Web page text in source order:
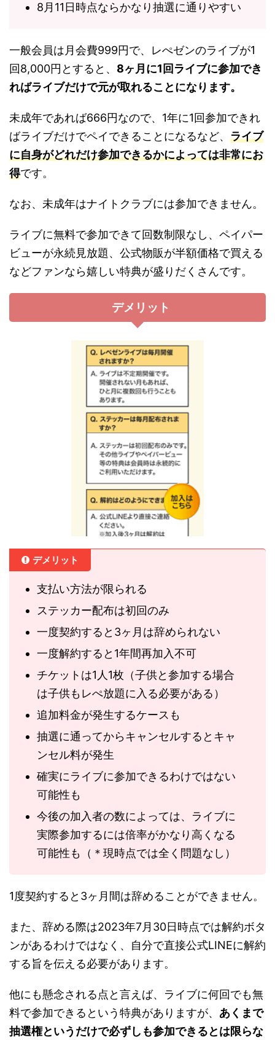
8月11日時点ならかなり抽選に通りやすい
一般会員は月会費999円で、レぺゼンのライブが1
回8,000円とすると、 8ヶ月に1回ライブに参加でき
ればライブだけで元が取れることになります。
未成年であれば666円なので、1年に1回参加できれ
ばライブだけでペイできることになるなど、 ライブ
に自身がどれだけ参加できるかによっては非常にお
得です。
なお、未成年はナイトクラブには参加できません。
ライブに無料で参加できて回数制限なし、ペイパー
ビューが永続見放題、公式物販が半額価格で買える
などファンなら嬉しい特典が盛りだくさんです。
デメリット
デメリット
支払い方法が限られる
ステッカー配布は初回のみ
一度契約すると3ヶ月は辞められない
一度解約すると1年間再加入不可
チケットは1人1枚（子供と参加する場合
は子供もレぺ放題に入る必要がある）
追加料金が発生するケースも
抽選に通ってからキャンセルするとキャ
ンセル料が発生
確実にライブに参加できるわけではない
可能性も
今後の加入者の数によっては、ライブに
実際参加するには倍率がかなり高くなる
可能性も（＊現時点では全く問題なし）
1度契約すると3ヶ月間は辞めることができません。
また、辞める際は2023年7月30日時点では解約ボタ
ンがあるわけではなく、自分で直接公式LINEに解約
する旨を伝える必要があります。
他にも懸念される点と言えば、ライブに何回でも無
料で参加できるという特典がありますが、 あくまで
抽選権というだけで必ずしも参加できるとは限らな